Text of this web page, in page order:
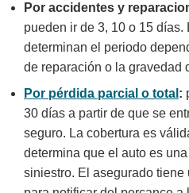
Por accidentes y
pueden ir de 3, 10 o 15 días.
determinan el periodo
de reparación o la gravedad
Por pérdida parcial o total :
30 días a partir de que se
seguro. La cobertura es
determina que el auto es
siniestro. El asegurado tiene